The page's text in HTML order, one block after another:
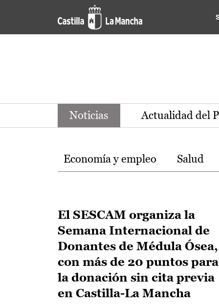
Pasar al contenido principal
Noticias de la región de
Noticias Actualidad del
Temas
Economía y empleo Salud
El SESCAM organiza la
Semana Internacional de
Donantes de Médula Ósea,
con más de 20 puntos para
la donación sin cita previa
en Castilla-La Mancha